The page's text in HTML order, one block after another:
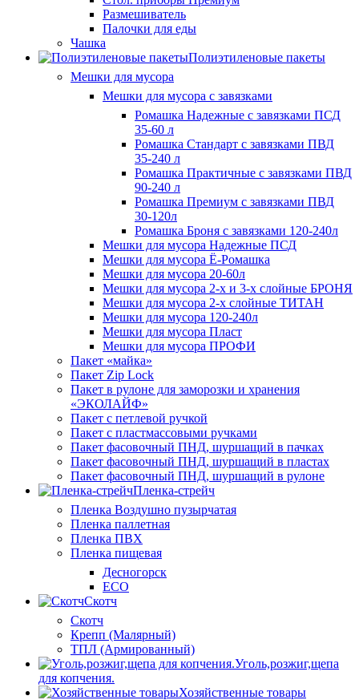
Размешиватель
Палочки для еды
Чашка
Полиэтиленовые пакеты
Мешки для мусора
Мешки для мусора с завязками
Ромашка Надежные с завязками ПСД
35-60 л
Ромашка Стандарт с завязками ПВД
35-240 л
Ромашка Практичные с завязками ПВД
90-240 л
Ромашка Премиум с завязками ПВД
30-120л
Ромашка Броня с завязками 120-240л
Мешки для мусора Надежные ПСД
Мешки для мусора Ё-Ромашка
Мешки для мусора 20-60л
Мешки для мусора 2-х и 3-х слойные БРОНЯ
Мешки для мусора 2-х слойные ТИТАН
Мешки для мусора 120-240л
Мешки для мусора Пласт
Мешки для мусора ПРОФИ
Пакет «майка»
Пакет Zip Lock
Пакет в рулоне для заморозки и хранения
«ЭКОЛАЙФ»
Пакет с петлевой ручкой
Пакет с пластмассовыми ручками
Пакет фасовочный ПНД, шуршащий в пачках
Пакет фасовочный ПНД, шуршащий в пластах
Пакет фасовочный ПНД, шуршащий в рулоне
Пленка-стрейч
Пленка Воздушно пузырчатая
Пленка паллетная
Пленка ПВХ
Пленка пищевая
Десногорск
ECO
Скотч
Скотч
Крепп (Малярный)
ТПЛ (Армированный)
Уголь,розжиг,щепа
для копчения.
Хозяйственные товары